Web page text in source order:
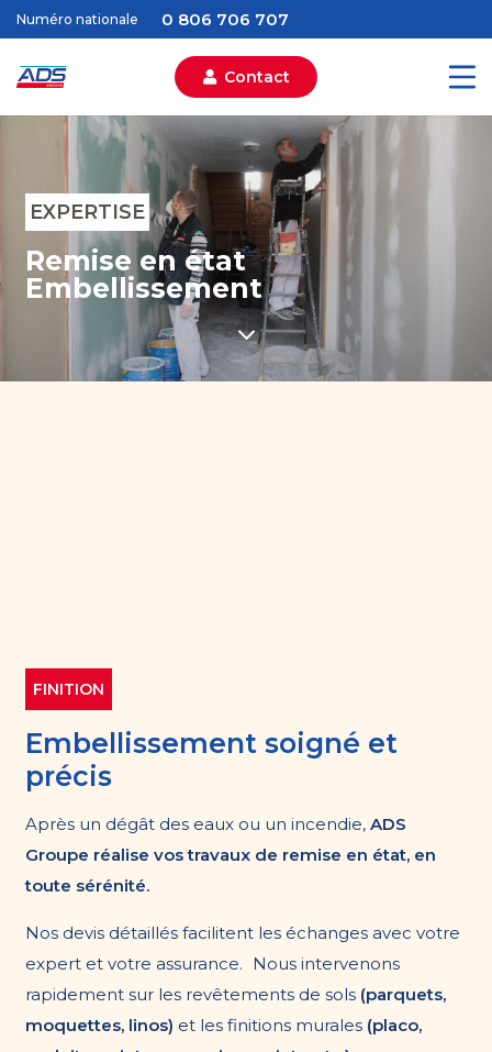
Numéro nationale 0 806 706 707
Contact
EXPERTISE
Remise en état
Embellissement
FINITION
Embellissement soigné et
précis
Après un dégât des eaux ou un incendie, ADS
Groupe réalise vos travaux de remise en état, en
toute sérénité.
Nos devis détaillés facilitent les échanges avec votre
expert et votre assurance. Nous intervenons
rapidement sur les revêtements de sols (parquets,
moquettes, linos) et les finitions murales (placo,